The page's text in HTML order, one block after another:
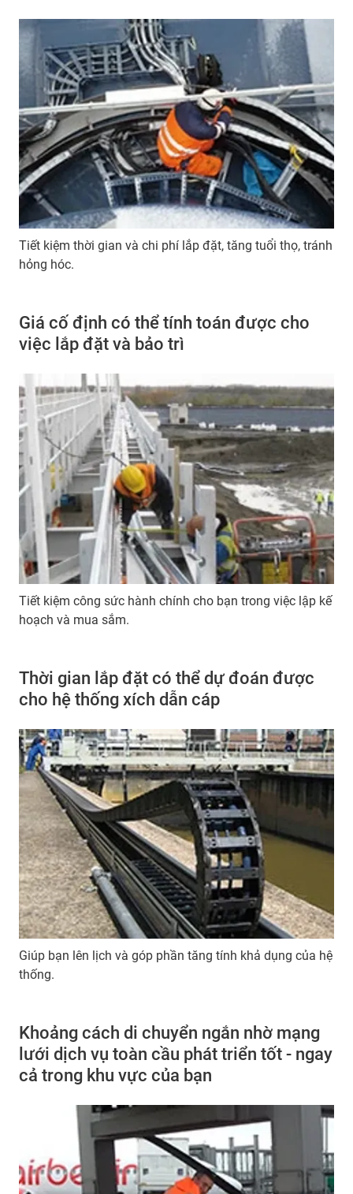
Tiết kiệm thời gian và chi phí lắp đặt, tăng tuổi thọ, tránh
hỏng hóc.
Giá cố định có thể tính toán được cho
việc lắp đặt và bảo trì
Tiết kiệm công sức hành chính cho bạn trong việc lập kế
hoạch và mua sắm.
Thời gian lắp đặt có thể dự đoán được
cho hệ thống xích dẫn cáp
Giúp bạn lên lịch và góp phần tăng tính khả dụng của hệ
thống.
Khoảng cách di chuyển ngắn nhờ mạng
lưới dịch vụ toàn cầu phát triển tốt - ngay
cả trong khu vực của bạn